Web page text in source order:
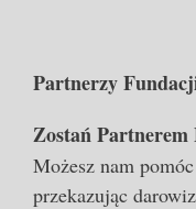
Partnerzy
Zostań
Możesz nam
przekazując